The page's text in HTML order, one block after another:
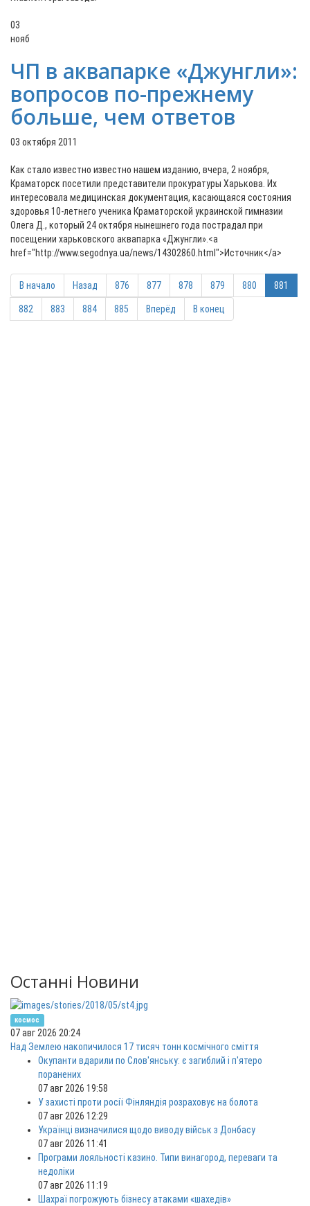
03
нояб
ЧП в аквапарке «Джунгли»:
вопросов по-прежнему
больше, чем ответов
03 октября 2011
Как стало известно известно нашем изданию, вчера, 2 ноября,
Краматорск посетили представители прокуратуры Харькова. Их
интересовала медицинская документация, касающаяся состояния
здоровья 10-летнего ученика Краматорской украинской гимназии
Олега Д., который 24 октября нынешнего года пострадал при
посещении харьковского аквапарка «Джунгли».<a
href="http://www.segodnya.ua/news/14302860.html">Источник</a>
В начало Назад 876 877 878 879 880 881
882 883 884 885 Вперёд В конец
Останні Новини
космос
07 авг 2026 20:24
Над Землею накопичилося 17 тисяч тонн космічного сміття
Окупанти вдарили по Слов'янську: є загиблий і п'ятеро
поранених
07 авг 2026 19:58
У захисті проти росії Фінляндія розраховує на болота
07 авг 2026 12:29
Українці визначилися щодо виводу військ з Донбасу
07 авг 2026 11:41
Програми лояльності казино. Типи винагород, переваги та
недоліки
07 авг 2026 11:19
Шахраї погрожують бізнесу атаками «шахедів»